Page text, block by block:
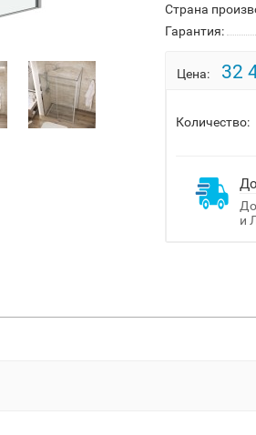
Страна
Гарантия:
Цена: 32
Количество:
и